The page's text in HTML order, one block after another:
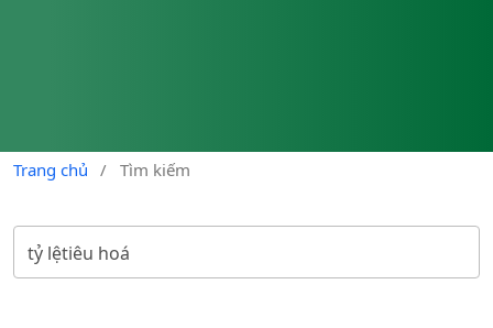
Trang chủ / Tìm kiếm